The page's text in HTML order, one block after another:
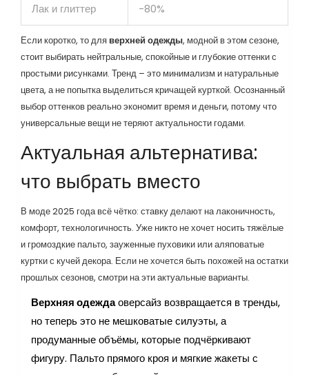
Лак и глиттер -80%
Если коротко, то для верхней одежды, модной в этом сезоне,
стоит выбирать нейтральные, спокойные и глубокие оттенки с
простыми рисунками. Тренд – это минимализм и натуральные
цвета, а не попытка выделиться кричащей курткой. Осознанный
выбор оттенков реально экономит время и деньги, потому что
универсальные вещи не теряют актуальности годами.
Актуальная альтернатива:
что выбрать вместо
В моде 2025 года всё чётко: ставку делают на лаконичность,
комфорт, технологичность. Уже никто не хочет носить тяжёлые
и громоздкие пальто, зауженные пуховики или аляповатые
куртки с кучей декора. Если не хочется быть похожей на остатки
прошлых сезонов, смотри на эти актуальные варианты.
Верхняя одеждаоверсайз возвращается в тренды,
но теперь это не мешковатые силуэты, а
продуманные объёмы, которые подчёркивают
фигуру. Пальто прямого кроя и мягкие жакеты с